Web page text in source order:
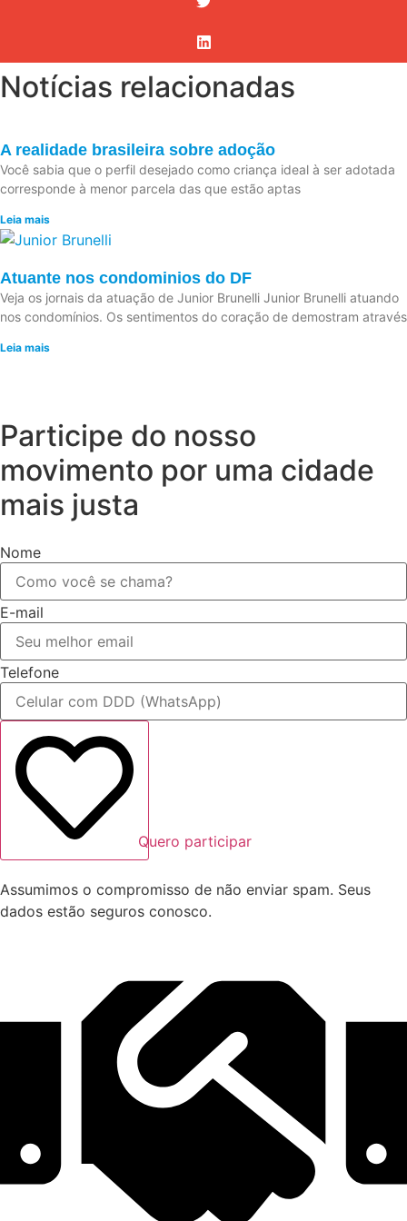
Notícias relacionadas
A realidade brasileira sobre adoção
Você sabia que o perfil desejado como criança ideal à ser adotada
corresponde à menor parcela das que estão aptas
Leia mais
Atuante nos condominios do DF
Veja os jornais da atuação de Junior Brunelli Junior Brunelli atuando
nos condomínios. Os sentimentos do coração de demostram através
Leia mais
Participe do nosso
movimento por uma cidade
mais justa
Nome
E-mail
Telefone
Quero participar
Assumimos o compromisso de não enviar spam. Seus
dados estão seguros conosco.